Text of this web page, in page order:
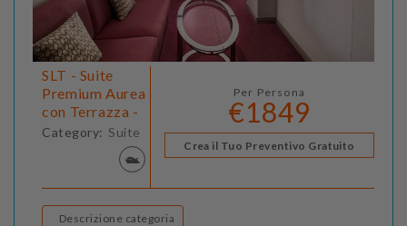
SLT - Suite
Premium Aurea
con Terrazza -
Category: Suite
Per Persona
€1849
Crea il Tuo Preventivo Gratuito
Descrizione categoria